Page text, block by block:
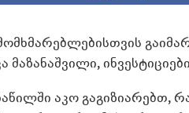
მაზანაშვილი,
აკო გაგიზიარებთ,